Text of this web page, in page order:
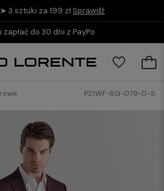
3 sztuki za 199 zł Sprawdź
zapłać do 30 dni z PayPo
P21WF-6G-079-D-S